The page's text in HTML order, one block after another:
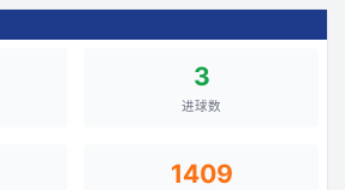
3
进球数
1409